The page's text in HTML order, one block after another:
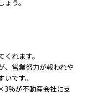
う。
れます。
、営業努力が報われや
です。
が不動産会社に支